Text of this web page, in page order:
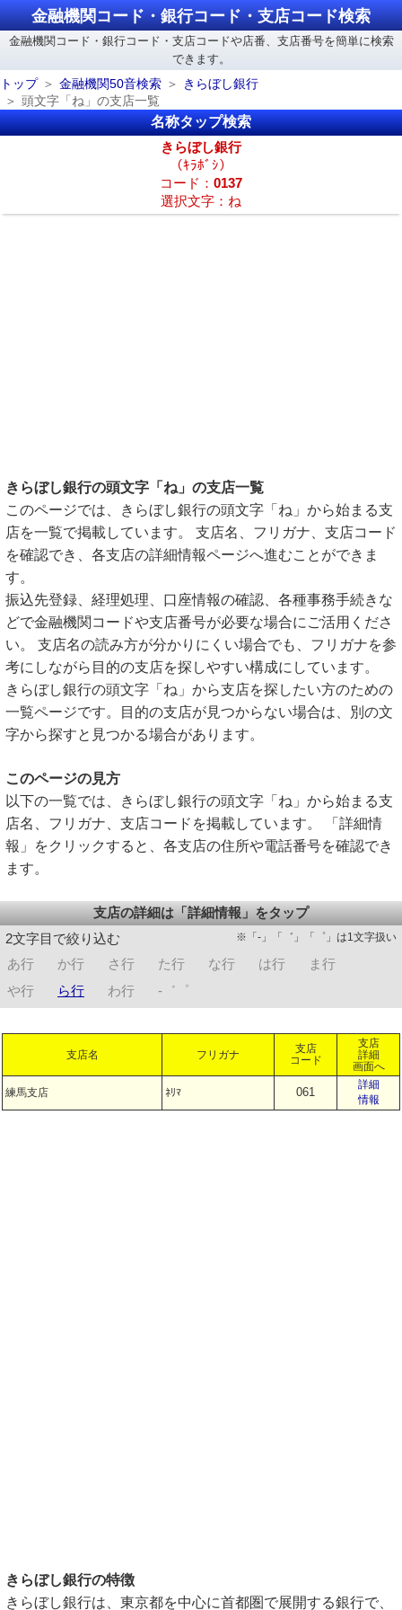
金融機関コード・銀行コード・支店コード検索
金融機関コード・銀行コード・支店コードや店番、支店番号を簡単に検索
できます。
トップ
金融機関50音検索
きらぼし銀行
頭文字「ね」の支店一覧
名称タップ検索
きらぼし銀行
（ｷﾗﾎﾞｼ）
コード： 0137
選択文字：ね
きらぼし銀行の頭文字「ね」の支店一覧
このページでは、きらぼし銀行の頭文字「ね」から始まる支
店を一覧で掲載しています。 支店名、フリガナ、支店コード
を確認でき、各支店の詳細情報ページへ進むことができま
す。
振込先登録、経理処理、口座情報の確認、各種事務手続きな
どで金融機関コードや支店番号が必要な場合にご活用くださ
い。 支店名の読み方が分かりにくい場合でも、フリガナを参
考にしながら目的の支店を探しやすい構成にしています。
きらぼし銀行の頭文字「ね」から支店を探したい方のための
一覧ページです。目的の支店が見つからない場合は、別の文
字から探すと見つかる場合があります。
このページの見方
以下の一覧では、きらぼし銀行の頭文字「ね」から始まる支
店名、フリガナ、支店コードを掲載しています。 「詳細情
報」をクリックすると、各支店の住所や電話番号を確認でき
ます。
支店の詳細は「詳細情報」をタップ
2文字目で絞り込む
※「-」「゛」「゜」は1文字扱い
あ行 か行 さ行 た行 な行 は行
ま行
や行
ら行 わ行 -゛゜
支店名 フリガナ
支店
コード
支店
詳細
画面へ
練馬支店 ﾈﾘﾏ 061
詳細
情報
きらぼし銀行の特徴
きらぼし銀行は、東京都を中心に首都圏で展開する銀行で、